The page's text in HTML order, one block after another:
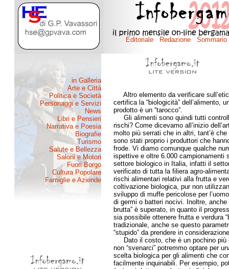
Altro elemento da verificare
certifica la “biologicità” dell’alimento,
prodotto è un “tarocco”.
Gli alimenti sono quindi tutti
rischi? Come dicevamo all’inizio
molto più serrati che in altri, tant’è
sono stati proprio i produttori che
frode. Vi diamo comunque qualche
ispettive e oltre 6.000 campionamenti
settore biologico in Italia, infatti il
verificato di tutta la filiera agro-
rischi alimentari relativi alla frutta e
coltivazione biologica, pur non
sviluppo di muffe pericolose per
di germi o batteri nocivi. Inoltre,
brutta” è superato, in quanto il
sia possibile ottenere frutta e verdura
tradizionale, anche se questo
“stupido” da prendere in
Dato il costo, che è un pochino più
non “svenarci” potremmo optare per
scelta biologica per gli alimenti che
facilmente inquinabili. Per esempio,